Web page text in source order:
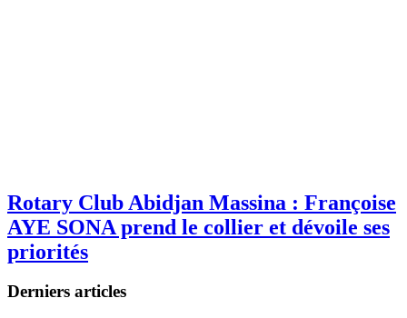
Rotary Club Abidjan Massina : Françoise
AYE SONA prend le collier et dévoile ses
priorités
Derniers articles